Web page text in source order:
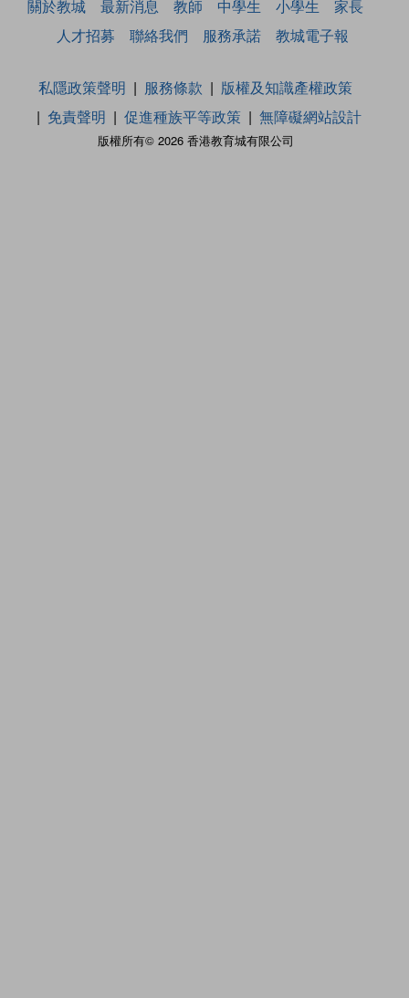
關於教城 最新消息 教師 中學生 小學生
家長
人才招募
聯絡我們 服務承諾 教城電子報
版權所有© 2026 香港教育城有限公司
私隱政策聲明 服務條款
版權及知識產權政策
免責聲明
促進種族平等政策 無障礙網站設計